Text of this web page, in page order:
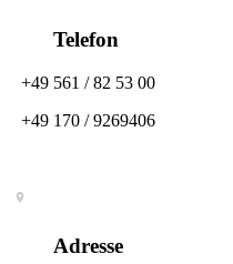
Telefon
+49 561 / 82 53 00
+49 170 / 9269406
Adresse